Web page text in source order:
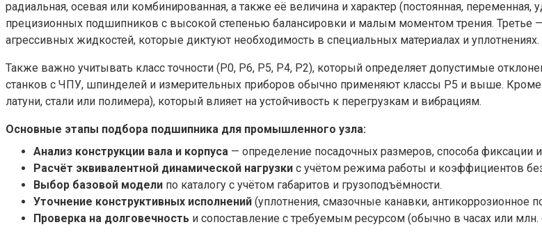
радиальная, осевая или комбинированная, а также её величина и характер (постоянная,
прецизионных подшипников с высокой степенью балансировки и малым моментом трения. Третье —
агрессивных жидкостей, которые диктуют необходимость в специальных материалах и уплотнениях.
Также важно учитывать класс точности (P0, P6, P5, P4, P2), который определяет допустимые
станков с ЧПУ, шпинделей и измерительных приборов обычно применяют классы P5 и выше. Кроме
латуни, стали или полимера), который влияет на устойчивость к перегрузкам и вибрациям.
Основные этапы подбора подшипника для промышленного узла:
Анализ конструкции вала и корпуса — определение посадочных размеров, способа фиксации
Расчёт эквивалентной динамической нагрузки с учётом режима работы и коэффициентов
Выбор базовой модели по каталогу с учётом габаритов и грузоподъёмности.
Уточнение конструктивных исполнений (уплотнения, смазочные канавки, антикоррозионное
Проверка на долговечность и сопоставление с требуемым ресурсом (обычно в часах или млн.